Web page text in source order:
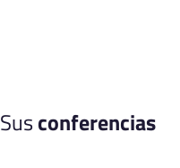
Susconferencias